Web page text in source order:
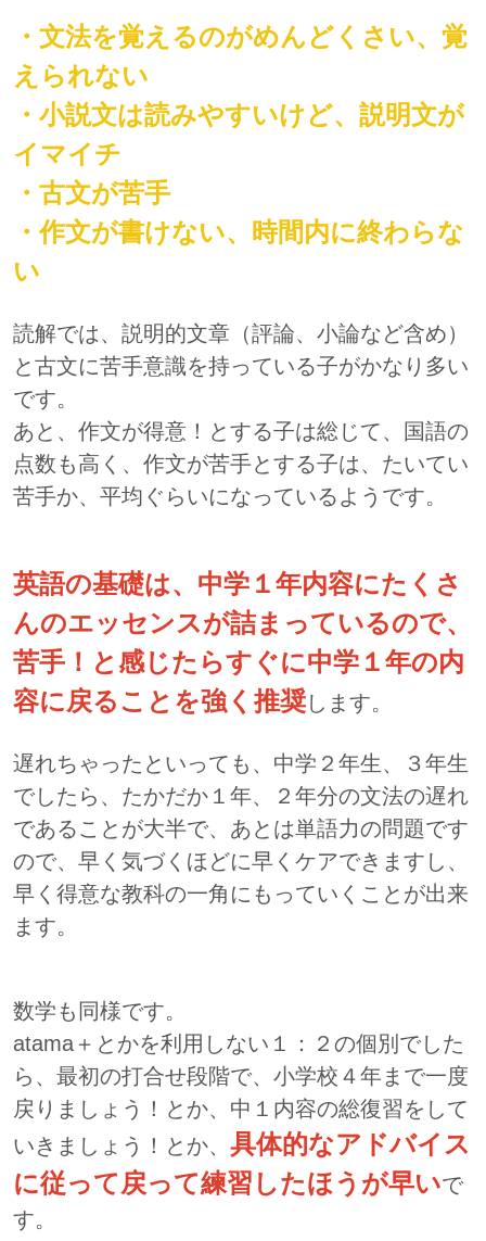
・文法を覚えるのがめんどくさい、覚
えられない
・小説文は読みやすいけど、説明文が
イマイチ
・古文が苦手
・作文が書けない、時間内に終わらな
い
読解では、説明的文章（評論、小論など含め）
と古文に苦手意識を持っている子がかなり多い
です。
あと、作文が得意！とする子は総じて、国語の
点数も高く、作文が苦手とする子は、たいてい
苦手か、平均ぐらいになっているようです。
英語の基礎は、中学１年内容にたくさ
んのエッセンスが詰まっているので、
苦手！と感じたらすぐに中学１年の内
容に戻ることを強く推奨します。
遅れちゃったといっても、中学２年生、３年生
でしたら、たかだか１年、２年分の文法の遅れ
であることが大半で、あとは単語力の問題です
ので、早く気づくほどに早くケアできますし、
早く得意な教科の一角にもっていくことが出来
ます。
数学も同様です。
atama＋とかを利用しない１：２の個別でした
ら、最初の打合せ段階で、小学校４年まで一度
戻りましょう！とか、中１内容の総復習をして
いきましょう！とか、 具体的なアドバイス
に従って戻って練習したほうが早いで
す。